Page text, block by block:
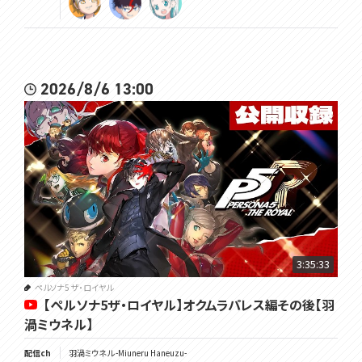
2026/8/6 13:00
3:35:33
ペルソナ5 ザ・ロイヤル
【ペルソナ5ザ・ロイヤル】オクムラパレス編その後【羽
渦ミウネル】
配信ch 羽渦ミウネル -Miuneru Haneuzu-